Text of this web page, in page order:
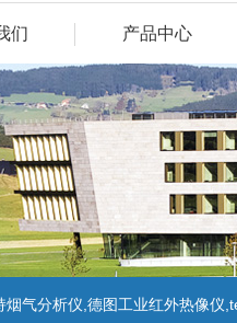
们 产品中心
烟气分析仪,德图工业红外热像仪